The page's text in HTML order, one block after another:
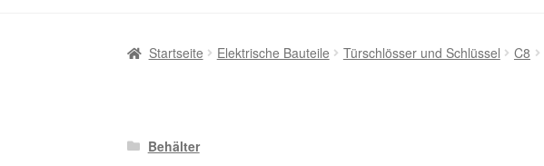
Startseite Elektrische Bauteile Türschlösser und Schlüssel C8
Behälter